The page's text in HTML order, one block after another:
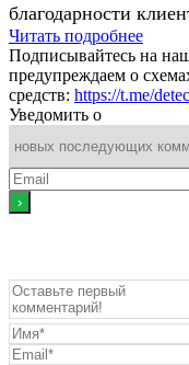
благодарности
Читать подробнее
Подписывайтесь на
предупреждаем о
средств: https://t.me/
Уведомить о